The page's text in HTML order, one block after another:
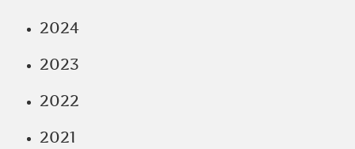
2024
2023
2022
2021